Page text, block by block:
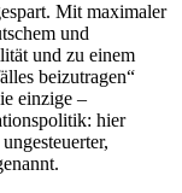
Mit maximaler
und
und zu einem
beizutragen“
einzige –
hier